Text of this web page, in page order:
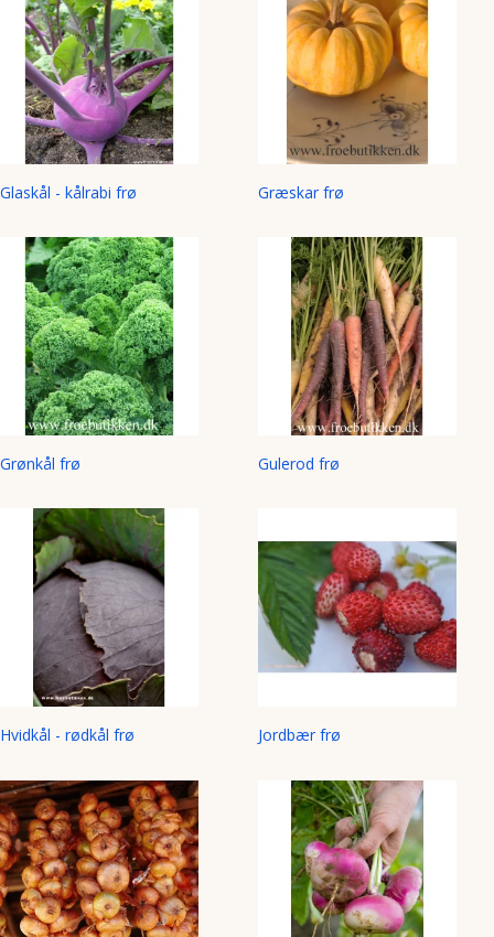
Glaskål - kålrabi frø Græskar frø
Grønkål frø Gulerod frø
Hvidkål - rødkål frø Jordbær frø